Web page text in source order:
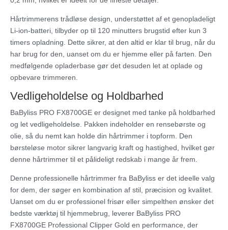
Hårtrimmerens trådløse design, understøttet af et genopladeligt
Li-ion-batteri, tilbyder op til 120 minutters brugstid efter kun 3
timers opladning. Dette sikrer, at den altid er klar til brug, når du
har brug for den, uanset om du er hjemme eller på farten. Den
medfølgende opladerbase gør det desuden let at oplade og
opbevare trimmeren.
Vedligeholdelse og Holdbarhed
BaByliss PRO FX8700GE er designet med tanke på holdbarhed
og let vedligeholdelse. Pakken indeholder en rensebørste og
olie, så du nemt kan holde din hårtrimmer i topform. Den
børsteløse motor sikrer langvarig kraft og hastighed, hvilket gør
denne hårtrimmer til et pålideligt redskab i mange år frem.
Denne professionelle hårtrimmer fra BaByliss er det ideelle valg
for dem, der søger en kombination af stil, præcision og kvalitet.
Uanset om du er professionel frisør eller simpelthen ønsker det
bedste værktøj til hjemmebrug, leverer BaByliss PRO
FX8700GE Professional Clipper Gold en performance, der